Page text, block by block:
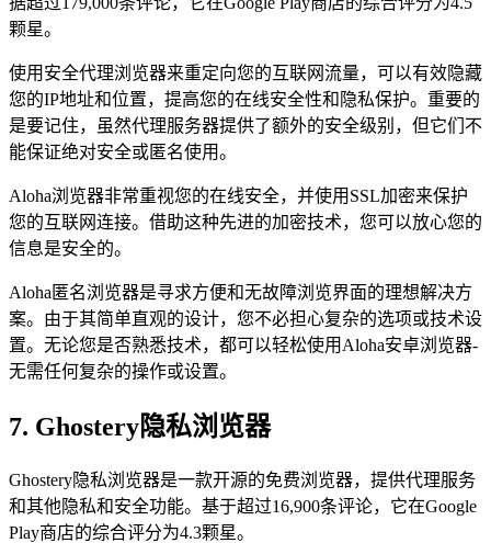
颗星。
使用安全代理浏览器来重定向您的互联网流量，可以有效隐藏
您的IP地址和位置，提高您的在线安全性和隐私保护。重要的
是要记住，虽然代理服务器提供了额外的安全级别，但它们不
能保证绝对安全或匿名使用。
Aloha浏览器非常重视您的在线安全，并使用SSL加密来保护
您的互联网连接。借助这种先进的加密技术，您可以放心您的
信息是安全的。
Aloha匿名浏览器是寻求方便和无故障浏览界面的理想解决方
案。由于其简单直观的设计，您不必担心复杂的选项或技术设
置。无论您是否熟悉技术，都可以轻松使用Aloha安卓浏览器-
无需任何复杂的操作或设置。
7. Ghostery隐私浏览器
Ghostery隐私浏览器是一款开源的免费浏览器，提供代理服务
和其他隐私和安全功能。基于超过16,900条评论，它在Google
Play商店的综合评分为4.3颗星。